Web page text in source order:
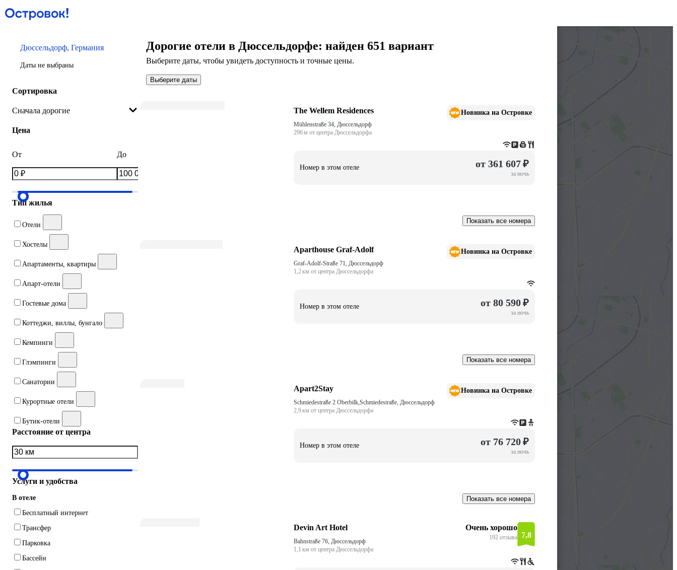
Дюссельдорф, Германия
Даты не выбраны
Сортировка
Сначала дорогие
Цена
От До
Тип жилья
Отели
Хостелы
Апартаменты, квартиры
Апарт-отели
Гостевые дома
Коттеджи, виллы, бунгало
Кемпинги
Глэмпинги
Санатории
Курортные отели
Бутик-отели
Расстояние от центра
Услуги и удобства
В отеле
Бесплатный интернет
Трансфер
Парковка
Бассейн
Дорогие отели в Дюссельдорфе: найден 651 вариант
Выберите даты, чтобы увидеть доступность и точные цены.
Выберите даты
The Wellem Residences
Mühlenstraße 34, Дюссельдорф
296 м от центра Дюссельдорфа
Новинка на Островке
Номер в этом отеле от 361 607 ₽
за ночь
Показать все номера
Aparthouse Graf-Adolf
Graf-Adolf-Straße 71, Дюссельдорф
1,2 км от центра Дюссельдорфа
Новинка на Островке
Номер в этом отеле от 80 590 ₽
за ночь
Показать все номера
Apart2Stay
Schmiedestraße 2 Oberbilk,Schmiedestraße, Дюссельдорф
2,9 км от центра Дюссельдорфа
Новинка на Островке
Номер в этом отеле от 76 720 ₽
за ночь
Показать все номера
Devin Art Hotel
Bahnstraße 76, Дюссельдорф
1,1 км от центра Дюссельдорфа
Очень хорошо
192 отзыва 7,8